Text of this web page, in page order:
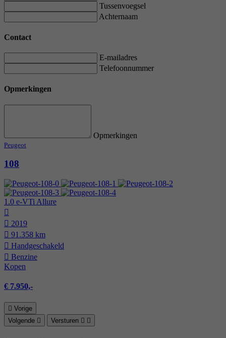
Tussenvoegsel
Achternaam
Contact
E-mailadres
Telefoonnummer
Opmerkingen
Opmerkingen
Peugeot
108
1.0 e-VTi Allure
2019
91.358 km
Hand­geschakeld
Benzine
Kopen
€ 7.950,-
Vorige
Volgende
Versturen